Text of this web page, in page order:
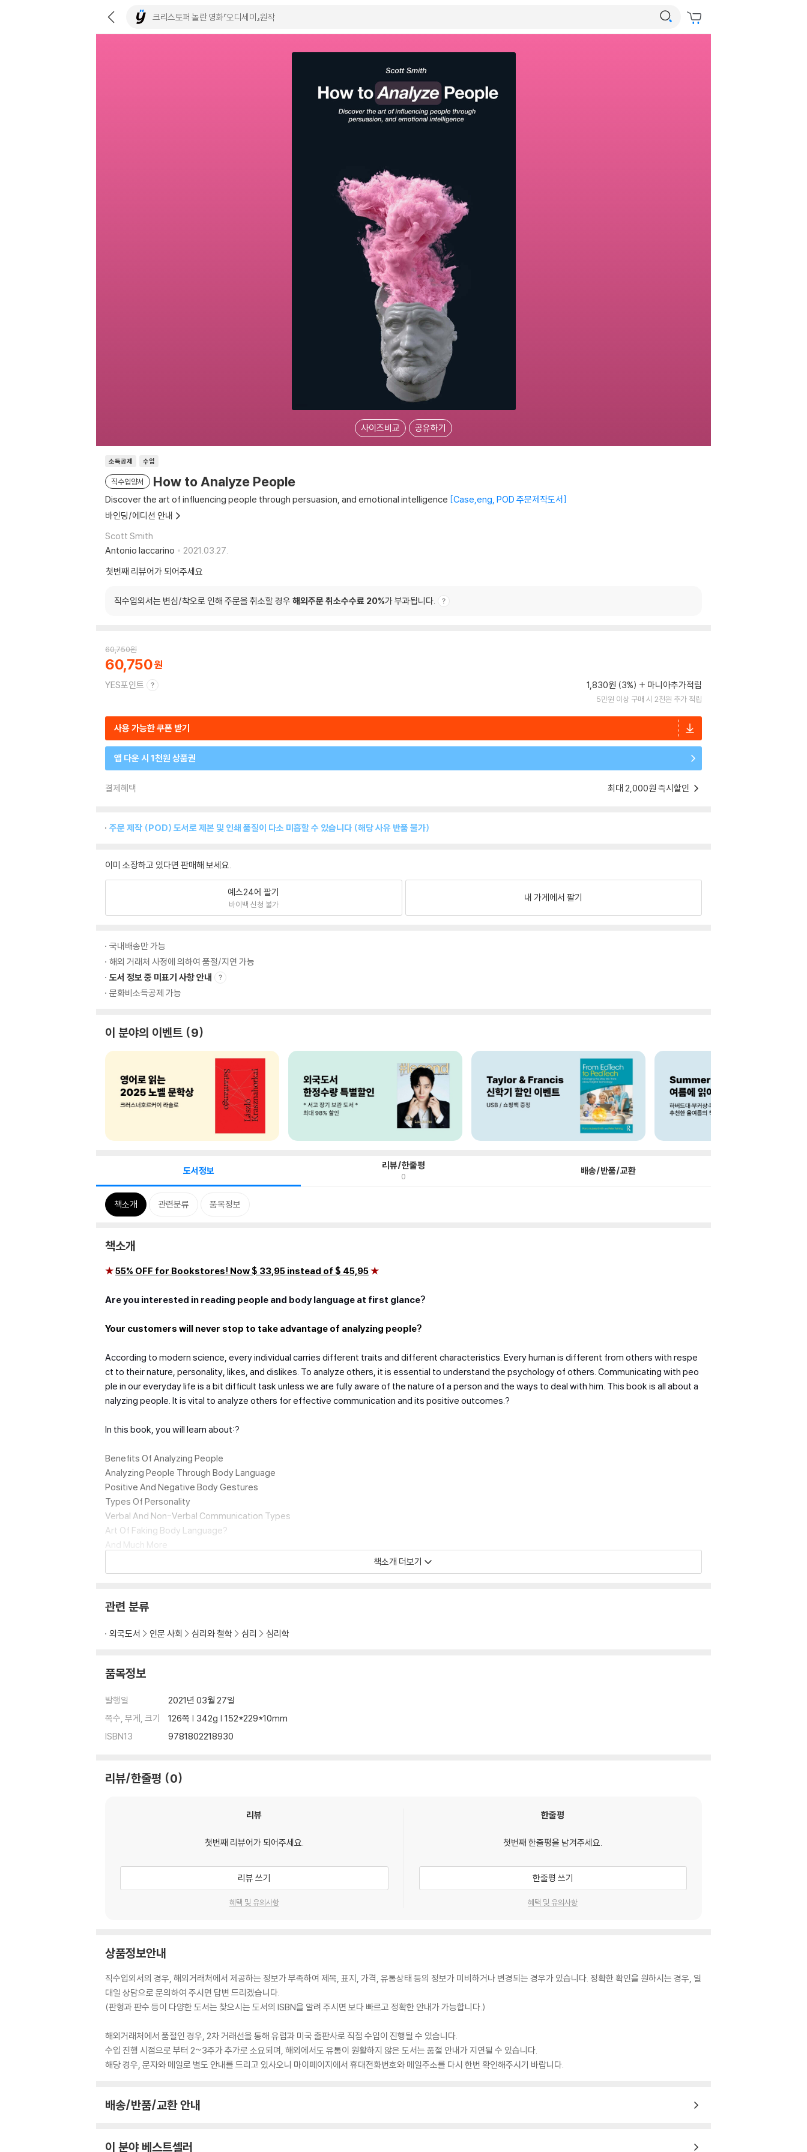
사이즈비교 공유하기
소득공제 수입
직수입양서 How to Analyze People
Discover the art of influencing people through persuasion, and emotional intelligence Case,eng, POD 주문제작도서
바인딩/에디션 안내
Scott Smith
Antonio Iaccarino
2021.03.27.
첫번째 리뷰어가 되어주세요
직수입외서는 변심/착오로 인해 주문을 취소할 경우 해외주문 취소수수료 20%가 부과됩니다.
60,750원
60,750
YES포인트 1,830원 (3%) 마니아추가적립
5만원 이상 구매 시 2천원 추가 적립
사용 가능한 쿠폰 받기
앱 다운 시 1천원 상품권
결제혜택 최대 2,000원 즉시할인
주문 제작 (POD) 도서로 제본 및 인쇄 품질이 다소 미흡할 수 있습니다 (해당 사유 반품 불가)
이미 소장하고 있다면 판매해 보세요.
예스24에 팔기
바이백 신청 불가
내 가게에서 팔기
국내배송만 가능
해외 거래처 사정에 의하여 품절/지연 가능
도서 정보 중 미표기 사항 안내
문화비소득공제 가능
이 분야의 이벤트 9
도서정보 리뷰/한줄평
0 배송/반품/교환
책소개 관련분류 품목정보
책소개
★55% OFF for Bookstores! Now $ 33,95 instead of $ 45,95★
Are you interested in reading people and body language at first glance?
Your customers will never stop to take advantage of analyzing people?
According to modern science, every individual carries different traits and different characteristics. Every human is different from others with respe
ct to their nature, personality, likes, and dislikes. To analyze others, it is essential to understand the psychology of others. Communicating with peo
ple in our everyday life is a bit difficult task unless we are fully aware of the nature of a person and the ways to deal with him. This book is all about a
nalyzing people. It is vital to analyze others for effective communication and its positive outcomes.?
In this book, you will learn about:?
Benefits Of Analyzing People
Analyzing People Through Body Language
Positive And Negative Body Gestures
Types Of Personality
Verbal And Non-Verbal Communication Types
Art Of Faking Body Language?
And Much More
Buy it now and let your customers get passionate about this incredible book!
책소개 더보기
관련 분류
외국도서 인문 사회 심리와 철학 심리 심리학
품목정보
발행일
2021년 03월 27일
쪽수, 무게, 크기
126쪽 | 342g | 152*229*10mm
ISBN13
9781802218930
리뷰/한줄평 0
리뷰
첫번째 리뷰어가 되어주세요.
리뷰 쓰기
혜택 및 유의사항
한줄평
첫번째 한줄평을 남겨주세요.
한줄평 쓰기
혜택 및 유의사항
상품정보안내
직수입외서의 경우, 해외거래처에서 제공하는 정보가 부족하여 제목, 표지, 가격, 유통상태 등의 정보가 미비하거나 변경되는 경우가 있습니다. 정확한 확인을 원하시는 경우, 일
대일 상담으로 문의하여 주시면 답변 드리겠습니다.
(판형과 판수 등이 다양한 도서는 찾으시는 도서의 ISBN을 알려 주시면 보다 빠르고 정확한 안내가 가능합니다.)
해외거래처에서 품절인 경우, 2차 거래선을 통해 유럽과 미국 출판사로 직접 수입이 진행될 수 있습니다.
수입 진행 시점으로 부터 2~3주가 추가로 소요되며, 해외에서도 유통이 원활하지 않은 도서는 품절 안내가 지연될 수 있습니다.
해당 경우, 문자와 메일로 별도 안내를 드리고 있사오니 마이페이지에서 휴대전화번호와 메일주소를 다시 한번 확인해주시기 바랍니다.
배송/반품/교환 안내
이 분야 베스트셀러